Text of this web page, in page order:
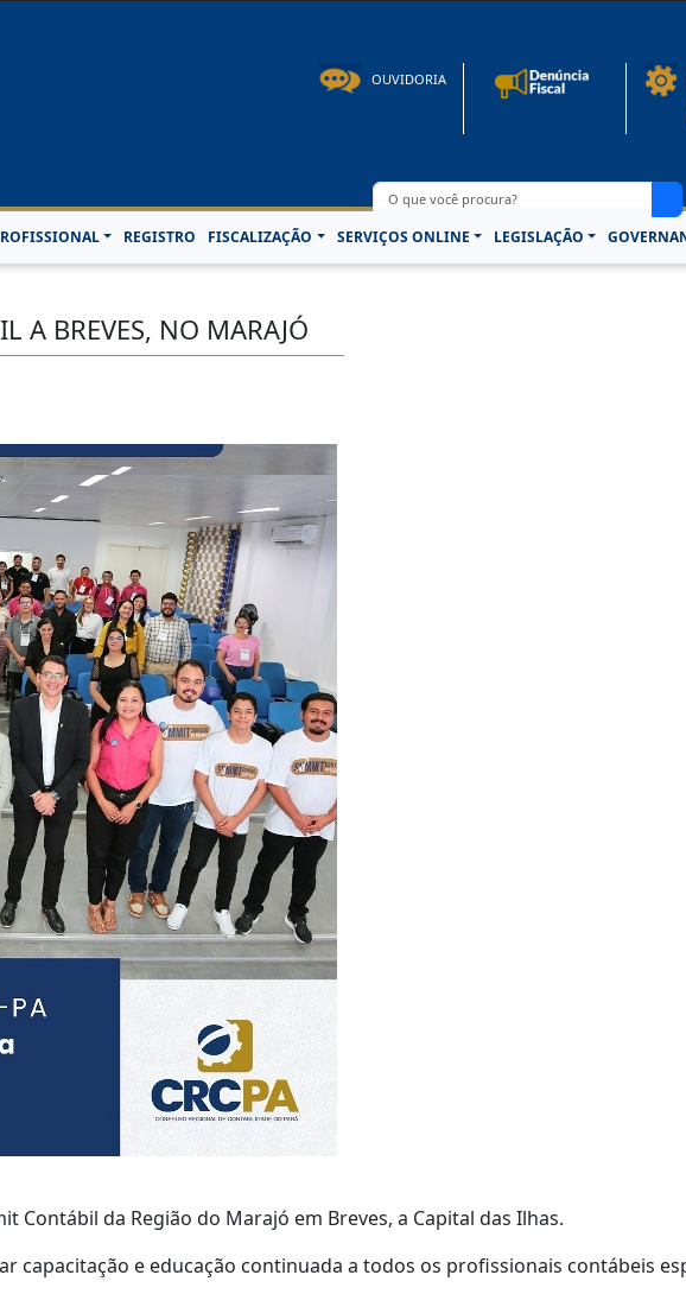
OUVIDORIA
REGISTRO FISCALIZAÇÃO SERVIÇOS ONLINE LEGISLAÇÃO
A BREVES, NO MARAJÓ
da Região do Marajó em Breves, a Capital das Ilhas.
capacitação e educação continuada a todos os profissionais contábeis